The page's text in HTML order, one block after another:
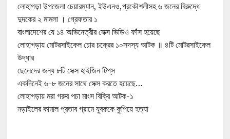
লোহাগড়া উপজেলা চেয়ারম্যান, ইউএনও,প্রকৌশলীসহ ৬ জনের বিরুদ্ধে
দুদকের ২ মামলা । গ্রেফতার ১
বাংলাদেশের যে ১৪ অভিনেত্রীর সেক্স ভিডিও ফাঁস হয়েছে
লোহাগড়ায় মোটরসাইকেল চোর চক্রের ১০সদস্য আটক ॥ ৪টি মোটরসাইকেল
উদ্ধার
ছেলেদের জন্য ৮টি সেক্স হাইজিন টিপ্‌স
একদিনেই ৬-৮ জনের সাথে সেক্স করতে হয়েছে…
লোহাগড়ায় মরা গরুর পচা মাংস বিক্রি আটক-১
নড়াইলের কামাল প্রতাব গ্রামে যুবককে কুপিয়ে হত্যা